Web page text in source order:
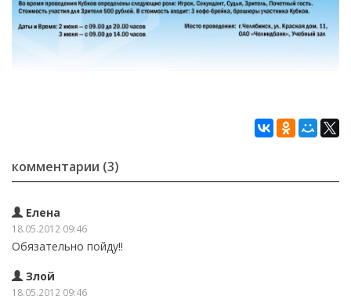
комментарии (3)
Елена
18.05.2012 09:46
Обязательно пойду!!
Злой
18.05.2012 09:46